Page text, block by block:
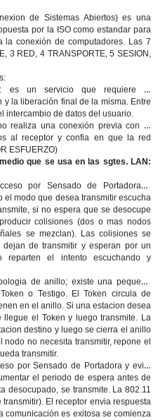
de Sistemas Abiertos) es una
por la ISO como estandar para
la conexión de computadores. Las 7
3 RED, 4 TRANSPORTE, 5 SESION,
: es un servicio que requiere el
la liberación final de la misma. Entre
intercambio de datos del usuario.
realiza una conexión previa con el
al receptor y confia en que la red
ESFUERZO)
que se usa en las sgtes. LAN:
por Sensado de Portadora y
el modo que desea transmitir escucha
si no espera que se desocupe
colisiones (dos o mas nodos
se mezclan). Las colisiones se
de transmitir y esperan por un
reparten el intento escuchando y
de anillo; existe una pequeña
o Testigo. El Token circula de
en el anillo. Si una estacion desea
el Token y luego transmite. La
destino y luego se cierra el anillo
no necesita transmitir, repone el
transmitir.
por Sensado de Portadora y evita
el periodo de espera antes de
desocupado, se transmite. La 802.11
El receptor envia respuesta
comunicación es exitosa se comienza